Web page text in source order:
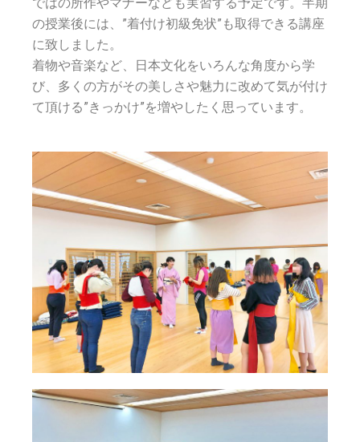
の授業後には、”着付け初級免状”も取得できる講座
に致しました。
着物や音楽など、日本文化をいろんな角度から学
び、多くの方がその美しさや魅力に改めて気が付け
て頂ける”きっかけ”を増やしたく思っています。